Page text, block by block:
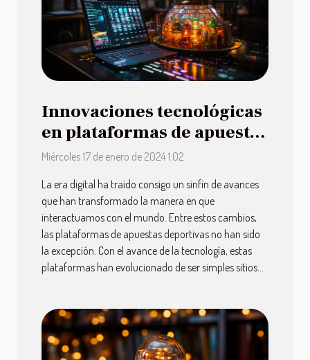
Innovaciones tecnológicas
en plataformas de apuestas
deportivas
Miércoles 17 de enero de 2024 1:02
La era digital ha traído consigo un sinfín de avances
que han transformado la manera en que
interactuamos con el mundo. Entre estos cambios,
las plataformas de apuestas deportivas no han sido
la excepción. Con el avance de la tecnología, estas
plataformas han evolucionado de ser simples sitios...